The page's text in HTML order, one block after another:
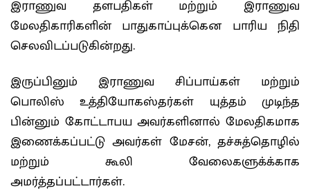
இராணுவ தளபதிகள் மற்றும் இராணுவ
மேலதிகாரிகளின் பாதுகாப்புக்கென பாரிய நிதி
செலவிடப்படுகின்றது.
இருப்பினும் இராணுவ சிப்பாய்கள் மற்றும்
பொலிஸ் உத்தியோகஸ்தர்கள் யுத்தம் முடிந்த
பின்னும் கோட்டாபய அவர்களினால் மேலதிகமாக
இணைக்கப்பட்டு அவர்கள் மேசன், தச்சுத்தொழில்
மற்றும் கூலி வேலைகளுக்க்காக
அமர்த்தப்பட்டார்கள்.